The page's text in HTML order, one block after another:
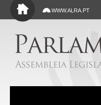
Saltar para o conteúdo principal
WWW.ALRA.PT